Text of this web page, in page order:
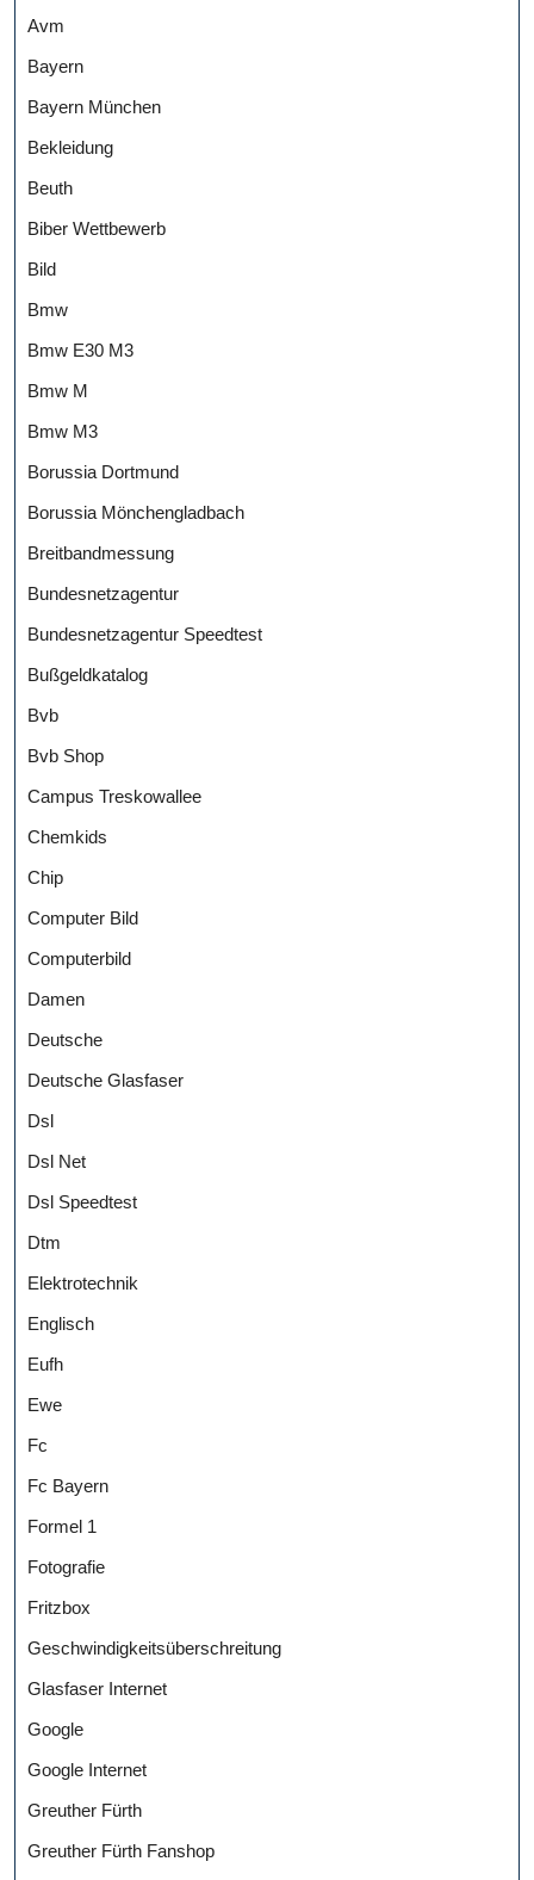
Avm
Bayern
Bayern München
Bekleidung
Beuth
Biber Wettbewerb
Bild
Bmw
Bmw E30 M3
Bmw M
Bmw M3
Borussia Dortmund
Borussia Mönchengladbach
Breitbandmessung
Bundesnetzagentur
Bundesnetzagentur Speedtest
Bußgeldkatalog
Bvb
Bvb Shop
Campus Treskowallee
Chemkids
Chip
Computer Bild
Computerbild
Damen
Deutsche
Deutsche Glasfaser
Dsl
Dsl Net
Dsl Speedtest
Dtm
Elektrotechnik
Englisch
Eufh
Ewe
Fc
Fc Bayern
Formel 1
Fotografie
Fritzbox
Geschwindigkeitsüberschreitung
Glasfaser Internet
Google
Google Internet
Greuther Fürth
Greuther Fürth Fanshop